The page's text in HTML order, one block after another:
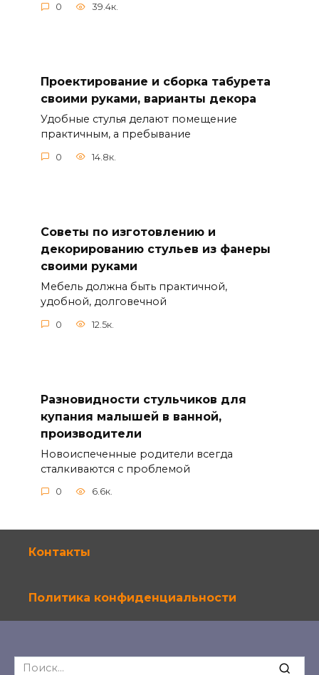
0 39.4к.
Проектирование и сборка табурета
своими руками, варианты декора
Удобные стулья делают помещение
практичным, а пребывание
0 14.8к.
Советы по изготовлению и
декорированию стульев из фанеры
своими руками
Мебель должна быть практичной,
удобной, долговечной
0 12.5к.
Разновидности стульчиков для
купания малышей в ванной,
производители
Новоиспеченные родители всегда
сталкиваются с проблемой
0 6.6к.
Контакты
Политика конфиденциальности
Search